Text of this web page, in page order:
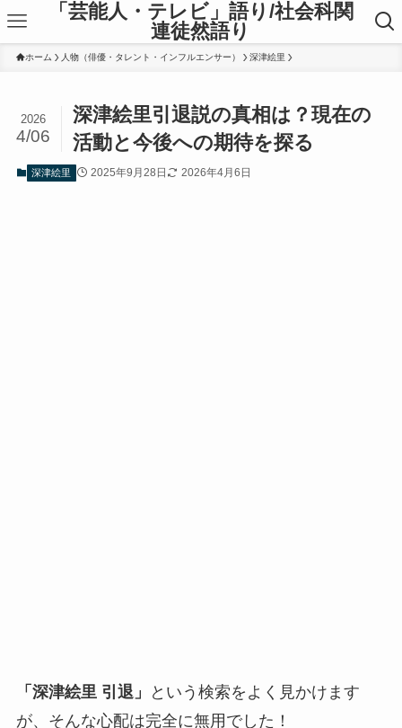
「芸能人・テレビ」語り/社会科関
連徒然語り
ホーム 人物（俳優・タレント・インフルエンサー） 深津絵里
深津絵里引退説の真相は？現在の
活動と今後への期待を探る
2026
4/06
深津絵里 2025年9月28日 2026年4月6日
「深津絵里 引退」
という検索をよく見かけます
が、そんな心配は完全に無用でした！